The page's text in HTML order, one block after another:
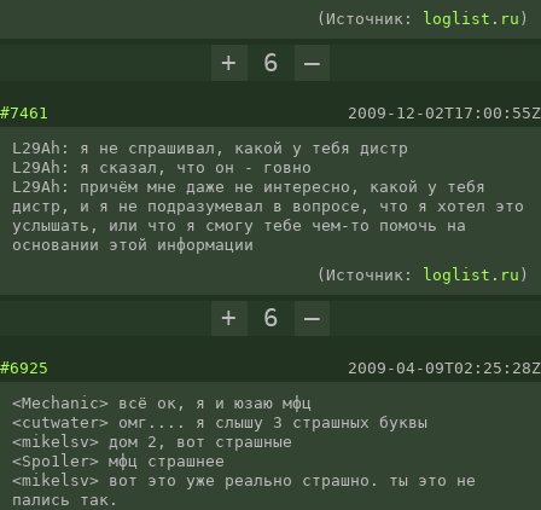
(Источник:
loglist.ru )
+ 6 –
#7461
2009-12-02T17:00:55Z
L29Ah: я не спрашивал, какой у тебя дистр
L29Ah: я сказал, что он - говно
L29Ah: причём мне даже не интересно, какой у тебя
дистр, и я не подразумевал в вопросе, что я хотел это
услышать, или что я смогу тебе чем-то помочь на
основании этой информации
(Источник: loglist.ru )
+ 6 –
#6925
2009-04-09T02:25:28Z
<Mechanic> всё ок, я и юзаю мфц
<cutwater> омг.... я слышу 3 страшных буквы
<mikelsv> дом 2, вот страшные
<Spo1ler> мфц страшнее
<mikelsv> вот это уже реально страшно. ты это не
пались так.